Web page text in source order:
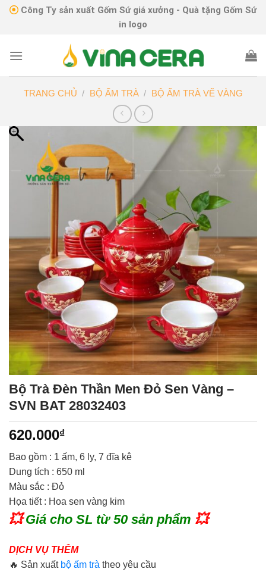
Skip Công Ty sản xuất Gốm Sứ giá xưởng - Quà tặng Gốm Sứ
in logo
TRANG CHỦ / BỘ ẤM TRÀ / BỘ ẤM TRÀ VẼ VÀNG
Bộ Trà Đèn Thần Men Đỏ Sen Vàng –
SVN BAT 28032403
620.000₫
Bao gồm : 1 ấm, 6 ly, 7 đĩa kê
Dung tích : 650 ml
Màu sắc : Đỏ
Họa tiết : Hoa sen vàng kim
💥Giá cho SL từ 50 sản phẩm 💥
DỊCH VỤ THÊM
🔥 Sản xuất bộ ấm trà theo yêu cầu